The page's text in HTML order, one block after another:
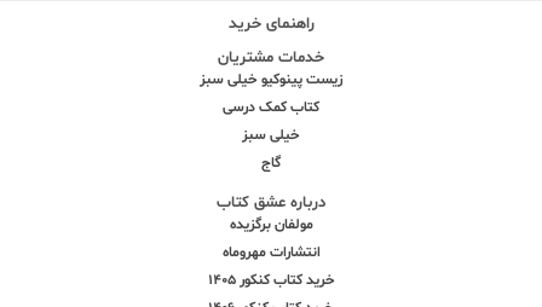
راهنمای خرید
خدمات مشتریان
زیست پینوکیو خیلی سبز
کتاب کمک درسی
خیلی سبز
گاج
درباره عشق کتاب
مولفان برگزیده
انتشارات مهروماه
خرید کتاب کنکور 1405